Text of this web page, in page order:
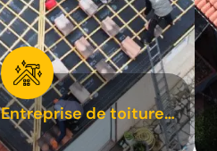
Entreprise de toiture
31